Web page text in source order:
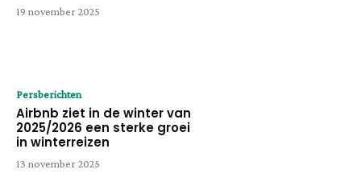
19 november 2025
Persberichten
Airbnb ziet in de winter van
2025/2026 een sterke groei
in winterreizen
13 november 2025